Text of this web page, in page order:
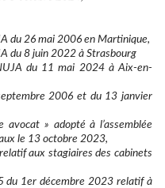
du 26 mai 2006 en Martinique,
du 8 juin 2022 à Strasbourg
du 11 mai 2024 à Aix-en-
2006 et du 13 janvier
avocat » adopté à l’assemblée
le 13 octobre 2023,
aux stagiaires des cabinets
du 1er décembre 2023 relatif à